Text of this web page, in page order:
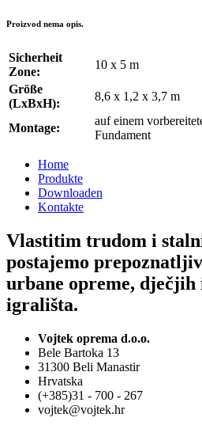
Proizvod nema opis.
Sicherheit
Zone:
10 x 5 m
Größe
(LxBxH):
8,6 x 1,2 x 3,7 m
Montage:
auf einem
Fundament
Home
Produkte
Downloaden
Kontakte
Vlastitim trudom i
postajemo
urbane opreme, dječjih
igrališta.
Vojtek oprema d.o.o.
Bele Bartoka 13
31300 Beli Manastir
Hrvatska
(+385)31 - 700 - 267
vojtek@vojtek.hr